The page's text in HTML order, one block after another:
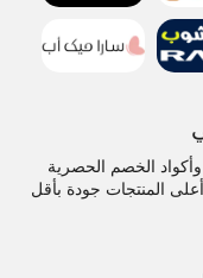
الخصم الحصرية
المنتجات جودة بأقل